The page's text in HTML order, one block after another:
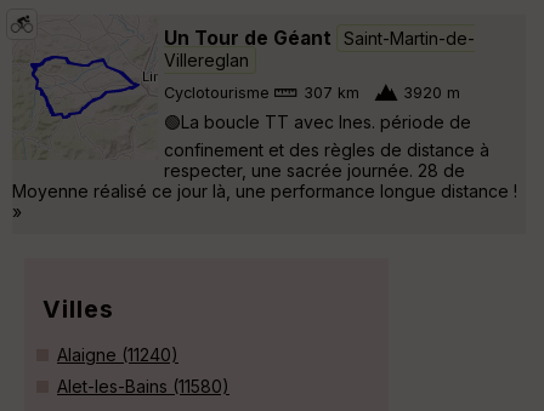
Un Tour de Géant
Saint-Martin-de-
Villereglan
Cyclotourisme 307 km 3920 m
🟢La boucle TT avec Ines. période de
confinement et des règles de distance à
respecter, une sacrée journée. 28 de
Moyenne réalisé ce jour là, une performance longue distance !
»
Villes
Alaigne (11240)
Alet-les-Bains (11580)